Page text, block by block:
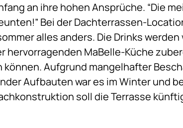
an ihre hohen Ansprüche. “Die
Bei der Dachterrassen-
alles anders. Die Drinks
hervorragenden MaBelle-Küche
Aufgrund mangelhafter
Aufbauten war es im Winter und
soll die Terrasse